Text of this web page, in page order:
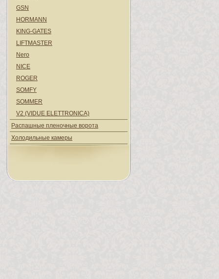
GSN
HORMANN
KING-GATES
LIFTMASTER
Nero
NICE
ROGER
SOMFY
SOMMER
V2 (VIDUE ELETTRONICA)
Распашные пленочные ворота
Холодильные камеры